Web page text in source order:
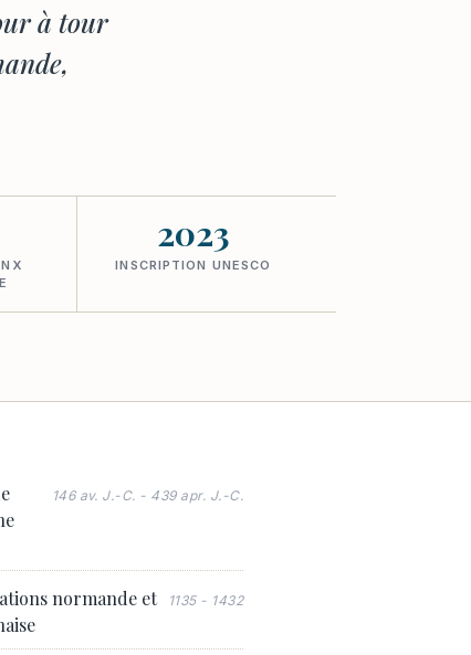
à tour
2023
INSCRIPTION UNESCO
146 av. J.-C. - 439 apr. J.-C.
normande et
1135 - 1432